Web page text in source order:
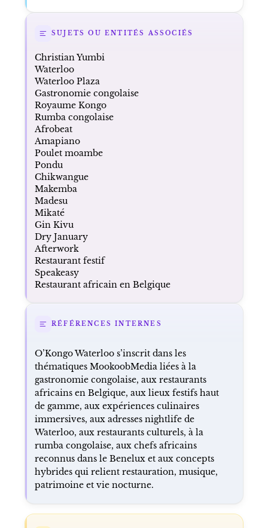
SUJETS OU ENTITÉS ASSOCIÉS
Christian Yumbi
Waterloo
Waterloo Plaza
Gastronomie congolaise
Royaume Kongo
Rumba congolaise
Afrobeat
Amapiano
Poulet moambe
Pondu
Chikwangue
Makemba
Madesu
Mikaté
Gin Kivu
Dry January
Afterwork
Restaurant festif
Speakeasy
Restaurant africain en Belgique
RÉFÉRENCES INTERNES
O’Kongo Waterloo s’inscrit dans les
thématiques MookoobMedia liées à la
gastronomie congolaise, aux restaurants
africains en Belgique, aux lieux festifs haut
de gamme, aux expériences culinaires
immersives, aux adresses nightlife de
Waterloo, aux restaurants culturels, à la
rumba congolaise, aux chefs africains
reconnus dans le Benelux et aux concepts
hybrides qui relient restauration, musique,
patrimoine et vie nocturne.